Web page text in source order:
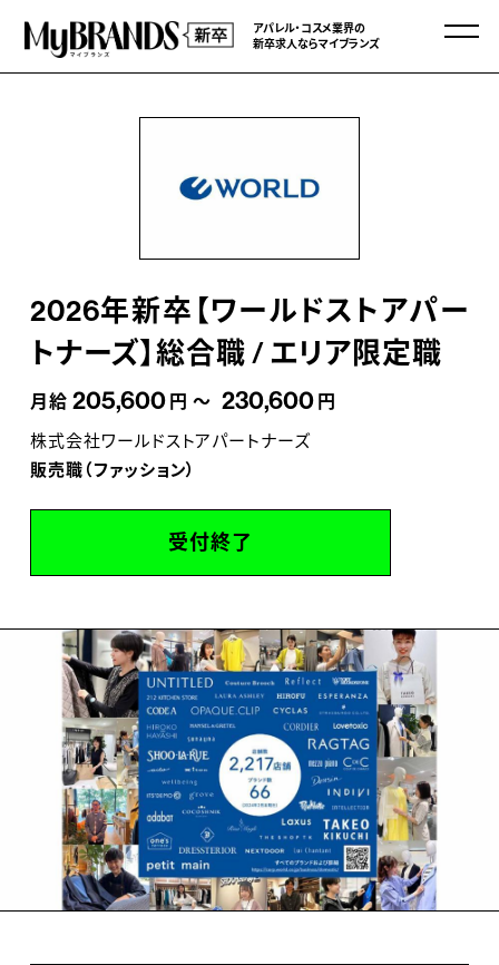
アパレル・コスメ業界の
新卒求人ならマイブランズ
2026年新卒【ワールドストアパー
トナーズ】総合職 / エリア限定職
月給 205,600 円 ～ 230,600 円
株式会社ワールドストアパートナーズ
販売職（ファッション）
受付終了